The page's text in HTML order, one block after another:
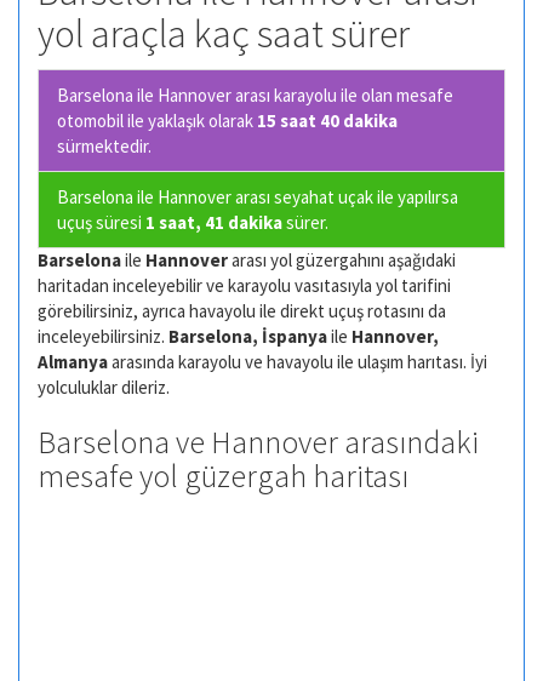
yol araçla kaç saat sürer
Barselona ile Hannover arası karayolu ile olan mesafe
otomobil ile yaklaşık olarak 15 saat 40 dakika
sürmektedir.
Barselona ile Hannover arası seyahat uçak ile yapılırsa
uçuş süresi 1 saat, 41 dakikasürer.
Barselonaile Hannoverarası yol güzergahını aşağıdaki
haritadan inceleyebilir ve karayolu vasıtasıyla yol tarifini
görebilirsiniz, ayrıca havayolu ile direkt uçuş rotasını da
inceleyebilirsiniz. Barselona, İspanyaile Hannover,
Almanyaarasında karayolu ve havayolu ile ulaşım harıtası. İyi
yolculuklar dileriz.
Barselona ve Hannover arasındaki
mesafe yol güzergah haritası